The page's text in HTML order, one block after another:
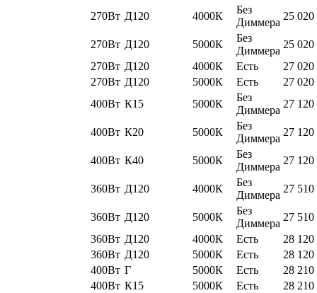
270Вт Д120 4000К
Без
Диммера
25 020
270Вт Д120 5000К
Без
Диммера
25 020
270Вт Д120 4000К Есть
27 020
270Вт Д120 5000К Есть
27 020
400Вт К15 5000К
Без
Диммера
27 120
400Вт К20 5000К
Без
Диммера
27 120
400Вт К40 5000К
Без
Диммера
27 120
360Вт Д120 4000К
Без
Диммера
27 510
360Вт Д120 5000К
Без
Диммера
27 510
360Вт Д120 4000К Есть
28 120
360Вт Д120 5000К Есть
28 120
400Вт Г 5000К Есть
28 210
400Вт К15 5000К Есть
28 210